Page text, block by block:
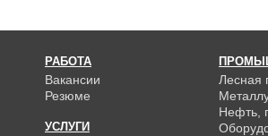
РАБОТА
Вакансии
Резюме
УСЛУГИ
Лесная
Нефть,